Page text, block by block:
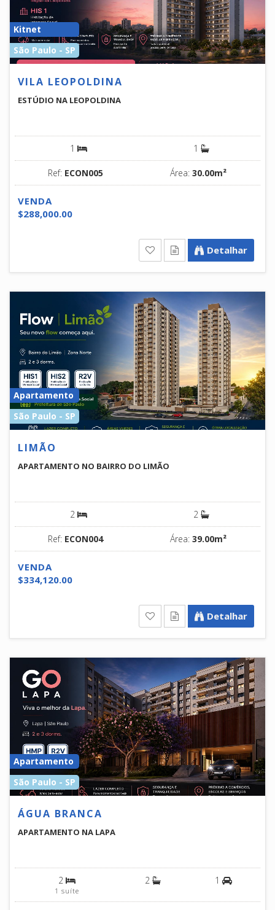
Kitnet
São Paulo - SP
VILA LEOPOLDINA
ESTÚDIO NA LEOPOLDINA
1 1
Ref: ECON005 Área: 30.00m²
VENDA
$288,000.00
Detalhar
Apartamento
São Paulo - SP
LIMÃO
APARTAMENTO NO BAIRRO DO LIMÃO
2 2
Ref: ECON004 Área: 39.00m²
VENDA
$334,120.00
Detalhar
Apartamento
São Paulo - SP
ÁGUA BRANCA
APARTAMENTO NA LAPA
2
1 suíte
2 1